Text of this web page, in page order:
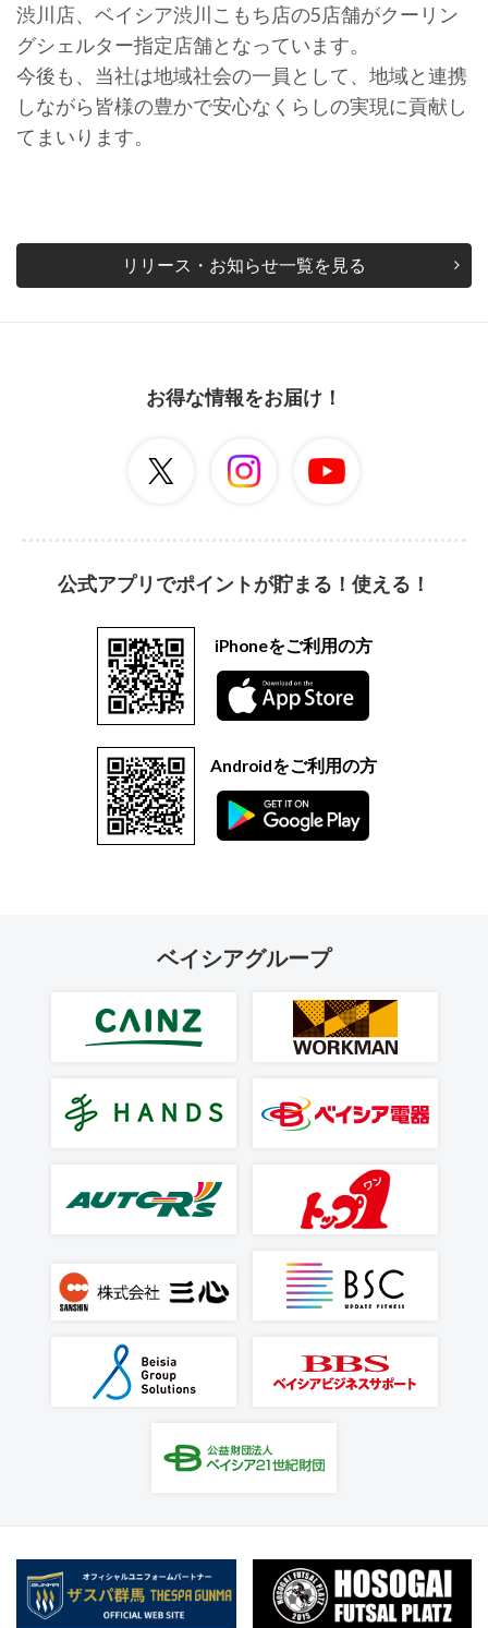
渋川店、ベイシア渋川こもち店の5店舗がクーリン
グシェルター指定店舗となっています。
今後も、当社は地域社会の一員として、地域と連携
しながら皆様の豊かで安心なくらしの実現に貢献し
てまいります。
リリース・お知らせ一覧を見る
お得な情報をお届け！
公式アプリでポイントが貯まる！使える！
iPhoneをご利用の方
Androidをご利用の方
ベイシアグループ